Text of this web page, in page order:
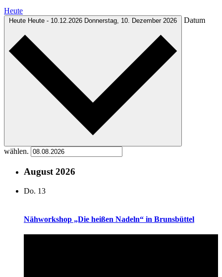
Heute
Heute Heute - 10.12.2026 Donnerstag, 10. Dezember 2026 Datum
wählen.
August 2026
Do. 13
Nähworkshop „Die heißen Nadeln“ in Brunsbüttel